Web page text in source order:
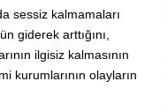
sessiz kalmamaları
giderek arttığını,
ilgisiz kalmasının
kurumlarının olayların